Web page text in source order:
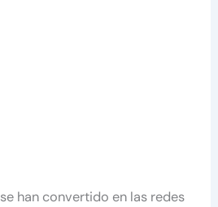
se han convertido en las redes